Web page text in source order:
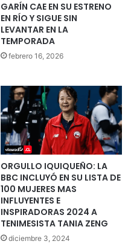
GARÍN CAE EN SU ESTRENO
EN RÍO Y SIGUE SIN
LEVANTAR EN LA
TEMPORADA
febrero 16, 2026
ORGULLO IQUIQUEÑO: LA
BBC INCLUYÓ EN SU LISTA DE
100 MUJERES MAS
INFLUYENTES E
INSPIRADORAS 2024 A
TENIMESISTA TANIA ZENG
diciembre 3, 2024